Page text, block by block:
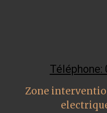
Téléphone:
Zone